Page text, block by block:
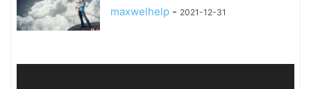
maxwelhelp - 2021-12-31